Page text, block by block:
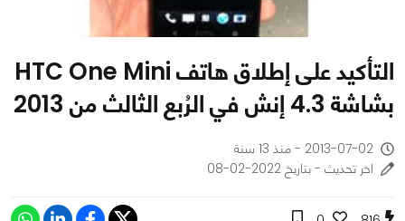
التأكيد على إطلاق هاتف HTC One Mini
بشاشة 4.3 إنش في الرُبع الثالث من 2013
2013-07-02 - منذ 13 سنة
اخر تحديث - بتاريخ 2022-02-08